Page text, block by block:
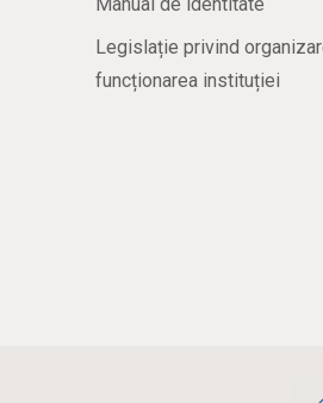
Legislație privind
funcționarea instituției